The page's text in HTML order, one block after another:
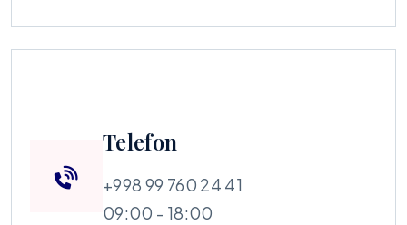
Telefon
+998 99 760 24 41
09:00 - 18:00